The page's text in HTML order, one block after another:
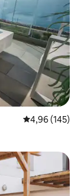
Vidutinis
4,96 (145)